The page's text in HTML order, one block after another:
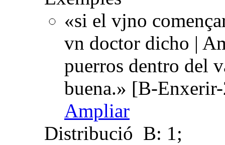
«si el vjno
vn doctor dicho |
puerros dentro del
buena.» [B-
Ampliar
Distribució B: 1;